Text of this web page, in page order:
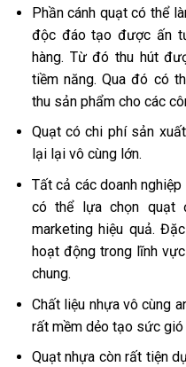
Phần cánh quạt có thể
độc đáo tạo được ấn
hàng. Từ đó thu hút
tiềm năng. Qua đó có
thu sản phẩm cho các
Quạt có chi phí sản
lại lại vô cùng lớn.
Tất cả các doanh
có thể lựa chọn quạt
marketing hiệu quả.
hoạt động trong lĩnh
chung.
Chất liệu nhựa vô cùng
rất mềm dẻo tạo sức gió
Quạt nhựa còn rất tiện